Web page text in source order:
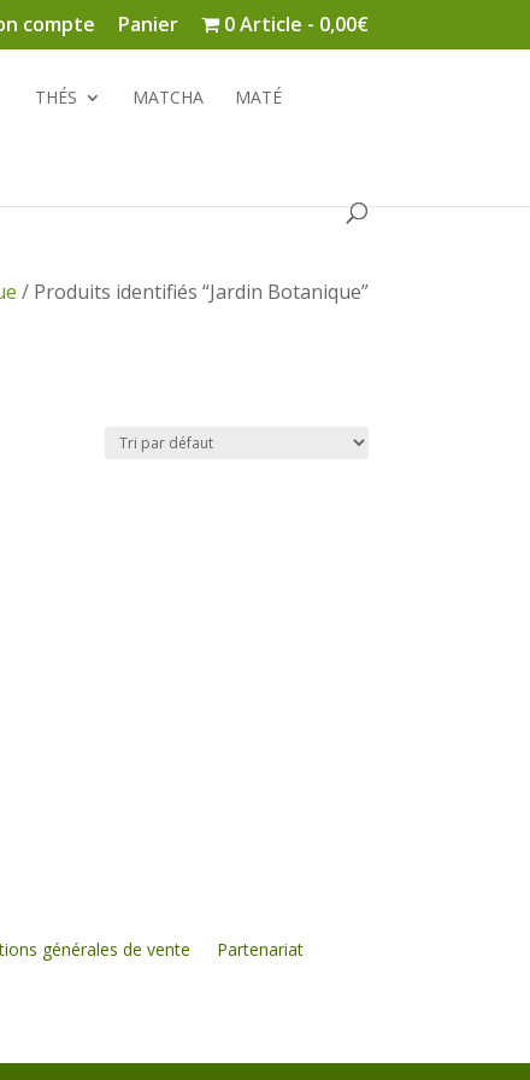
compte Panier 0 Article 0,00€
THÉS MATCHA MATÉ
/ Produits identifiés “Jardin Botanique”
générales de vente Partenariat